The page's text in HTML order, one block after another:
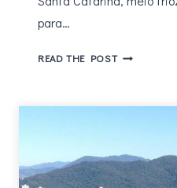
para…
READ THE POST5
O